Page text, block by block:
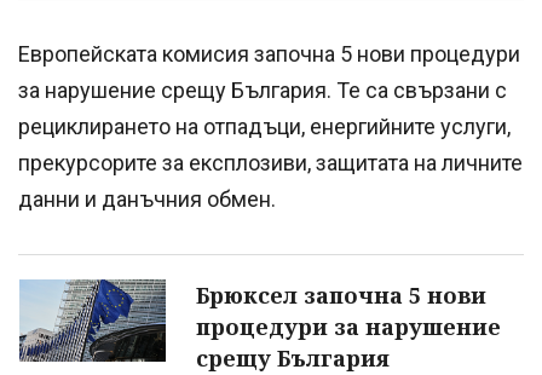
Европейската комисия започна 5 нови процедури
за нарушение срещу България. Те са свързани с
рециклирането на отпадъци, енергийните услуги,
прекурсорите за експлозиви, защитата на личните
данни и данъчния обмен.
Брюксел започна 5 нови
процедури за нарушение
срещу България